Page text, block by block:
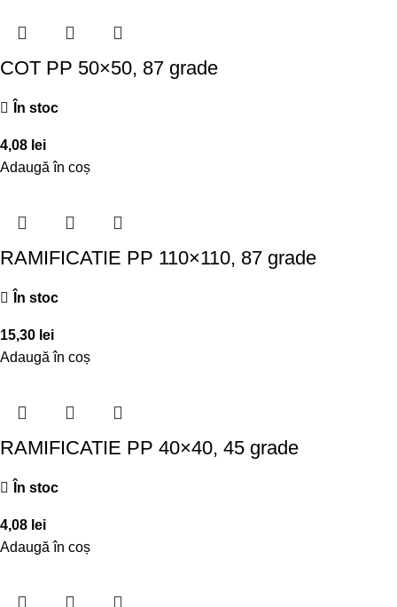
COT PP 50×50, 87 grade
În stoc
4,08 lei
Adaugă în coș
RAMIFICATIE PP 110×110, 87 grade
În stoc
15,30 lei
Adaugă în coș
RAMIFICATIE PP 40×40, 45 grade
În stoc
4,08 lei
Adaugă în coș